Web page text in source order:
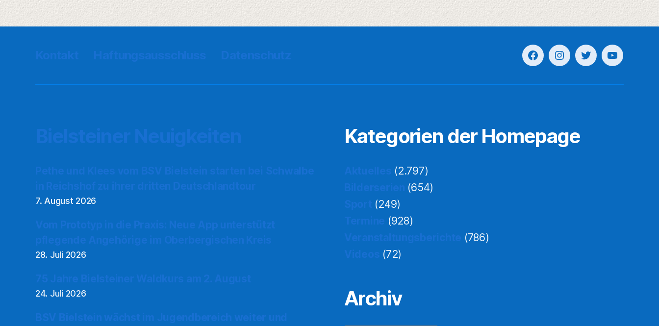
7. August 2026
28. Juli 2026
24. Juli 2026
Kategorien der Homepage
(2.797)
(654)
(249)
(928)
(786)
(72)
Archiv